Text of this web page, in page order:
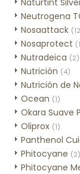
Naturtint
Neutrogena
Nosaattack
Nosaprotect
Nutradeica (2)
Nutrición (4)
Nutrición de
Ocean (1)
Okara Suave
Oliprox (1)
Panthenol
Phitocyane (2)
Phitocyane